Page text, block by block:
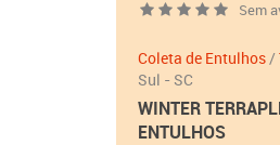
Sem
Coleta de Entulhos/
Sul - SC
WINTER
ENTULHOS